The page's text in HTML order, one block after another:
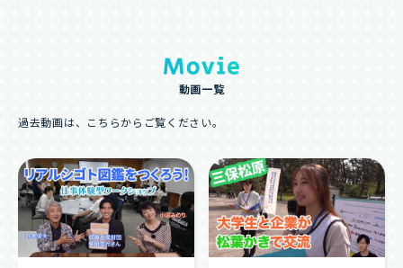
動画一覧
過去動画は、こちらからご覧ください。